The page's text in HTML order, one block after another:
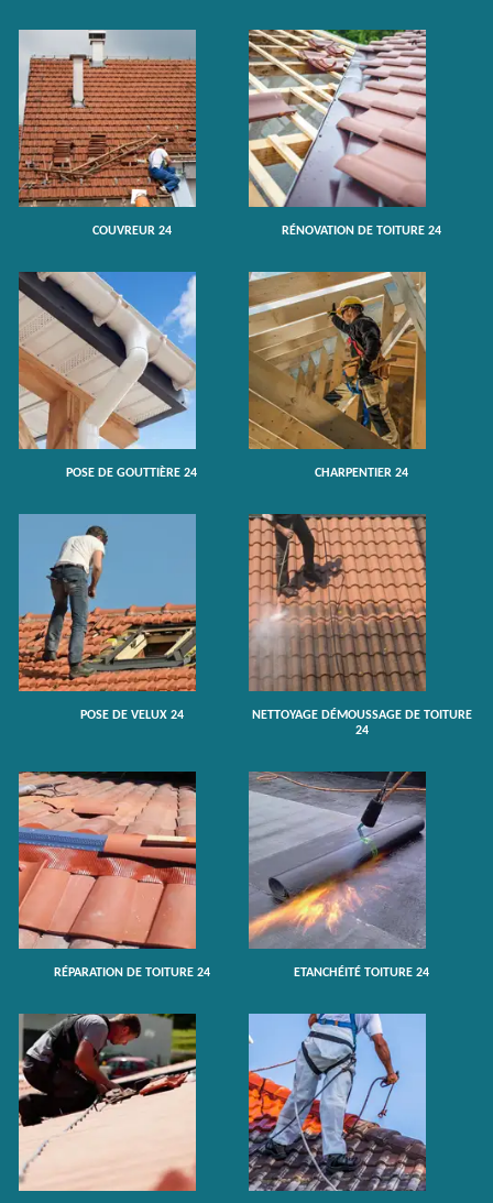
COUVREUR 24 RÉNOVATION DE TOITURE 24
POSE DE GOUTTIÈRE 24 CHARPENTIER 24
POSE DE VELUX 24
NETTOYAGE DÉMOUSSAGE DE TOITURE
24
RÉPARATION DE TOITURE 24 ETANCHÉITÉ TOITURE 24